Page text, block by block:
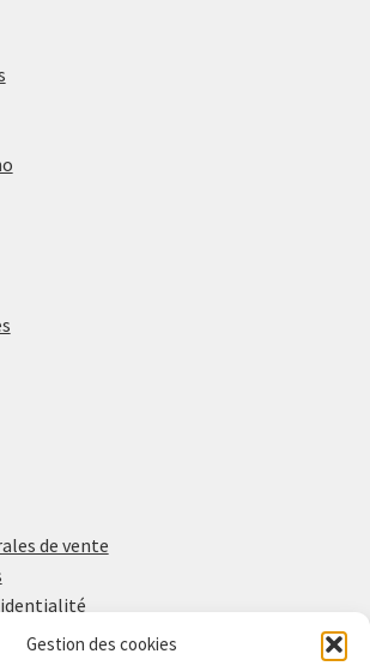
Gestion des cookies
de vente
de cookies